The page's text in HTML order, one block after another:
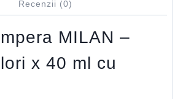
Recenzii (0)
MILAN –
x 40 ml cu